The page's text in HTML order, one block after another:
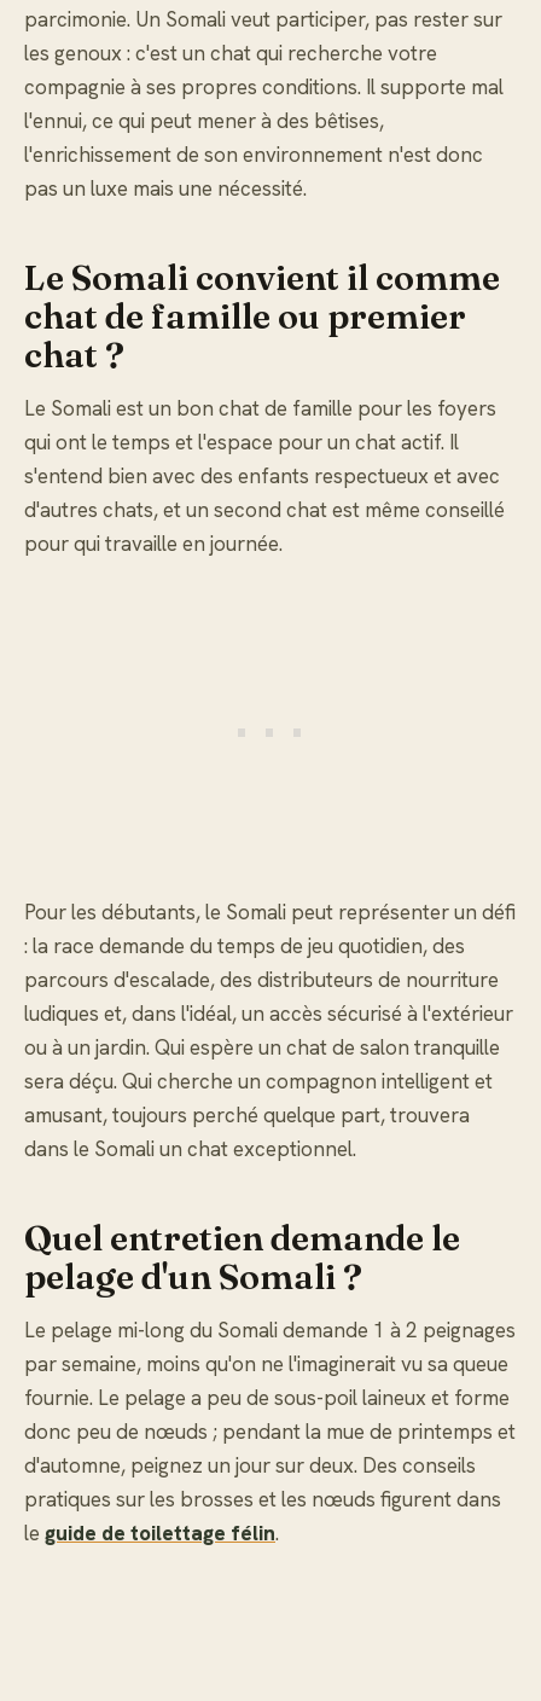
parcimonie. Un Somali veut participer, pas rester sur
les genoux : c'est un chat qui recherche votre
compagnie à ses propres conditions. Il supporte mal
l'ennui, ce qui peut mener à des bêtises,
l'enrichissement de son environnement n'est donc
pas un luxe mais une nécessité.
Le Somali convient il comme
chat de famille ou premier
chat ?
Le Somali est un bon chat de famille pour les foyers
qui ont le temps et l'espace pour un chat actif. Il
s'entend bien avec des enfants respectueux et avec
d'autres chats, et un second chat est même conseillé
pour qui travaille en journée.
Pour les débutants, le Somali peut représenter un défi
: la race demande du temps de jeu quotidien, des
parcours d'escalade, des distributeurs de nourriture
ludiques et, dans l'idéal, un accès sécurisé à l'extérieur
ou à un jardin. Qui espère un chat de salon tranquille
sera déçu. Qui cherche un compagnon intelligent et
amusant, toujours perché quelque part, trouvera
dans le Somali un chat exceptionnel.
Quel entretien demande le
pelage d'un Somali ?
Le pelage mi-long du Somali demande 1 à 2 peignages
par semaine, moins qu'on ne l'imaginerait vu sa queue
fournie. Le pelage a peu de sous-poil laineux et forme
donc peu de nœuds ; pendant la mue de printemps et
d'automne, peignez un jour sur deux. Des conseils
pratiques sur les brosses et les nœuds figurent dans
le guide de toilettage félin.